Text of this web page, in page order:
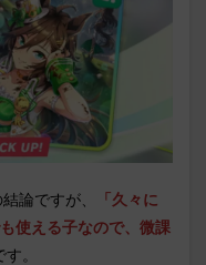
論ですが、
「久々に
使える子なので、微課
す。